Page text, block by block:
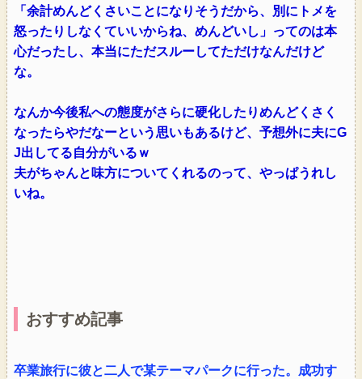
「余計めんどくさいことになりそうだから、別にトメを
怒ったりしなくていいからね、めんどいし」ってのは本
心だったし、本当にただスルーしてただけなんだけど
な。
なんか今後私への態度がさらに硬化したりめんどくさく
なったらやだなーという思いもあるけど、予想外に夫にG
J出してる自分がいるｗ
夫がちゃんと味方についてくれるのって、やっぱうれし
いね。
おすすめ記事
卒業旅行に彼と二人で某テーマパークに行った。成功す